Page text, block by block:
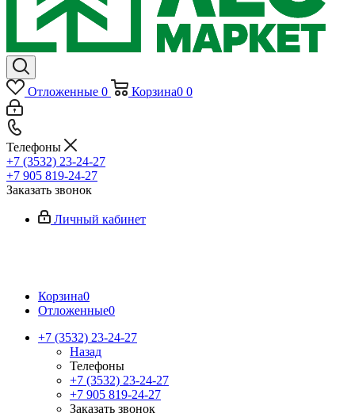
Отложенные 0 Корзина0 0
Телефоны
+7 (3532) 23-24-27
+7 905 819-24-27
Заказать звонок
Личный кабинет
Корзина0
Отложенные0
+7 (3532) 23-24-27
Назад
Телефоны
+7 (3532) 23-24-27
+7 905 819-24-27
Заказать звонок